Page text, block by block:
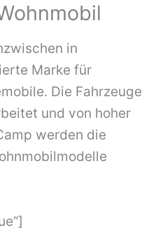
in
Marke für
Die Fahrzeuge
und von hoher
werden die